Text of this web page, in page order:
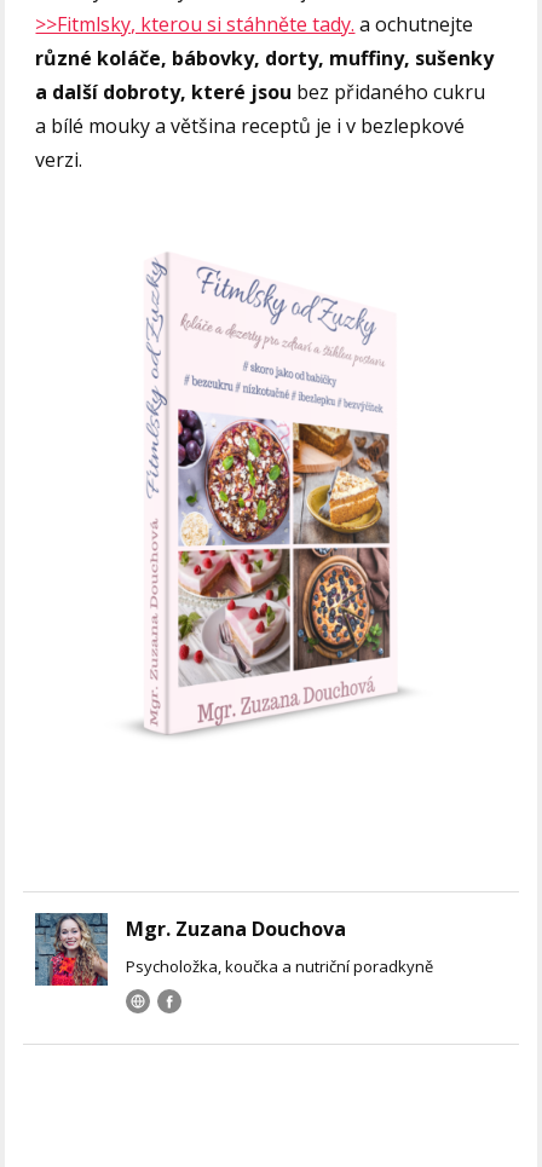
>>Fitmlsky, kterou si stáhněte tady. a ochutnejte
různé koláče, bábovky, dorty, muffiny, sušenky
a další dobroty, které jsou bez přidaného cukru
a bílé mouky a většina receptů je i v bezlepkové
verzi.
Mgr. Zuzana Douchova
Psycholožka, koučka a nutriční poradkyně